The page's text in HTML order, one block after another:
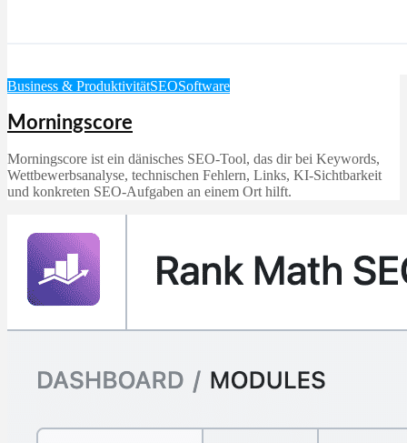
Business & ProduktivitätSEOSoftware
Morningscore
Morningscore ist ein dänisches SEO-Tool, das dir bei Keywords,
Wettbewerbsanalyse, technischen Fehlern, Links, KI-Sichtbarkeit
und konkreten SEO-Aufgaben an einem Ort hilft.